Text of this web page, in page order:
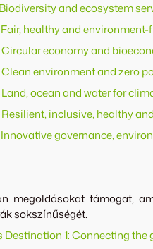
and ecosystem
healthy and
economy and
environment and zero
ocean and water for
inclusive, healthy
governance,
megoldásokat támogat,
sokszínűségét.
Destination 1: Connecting